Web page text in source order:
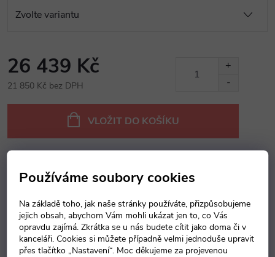
Používáme soubory cookies
Na základě toho, jak naše stránky používáte, přizpůsobujeme
jejich obsah, abychom Vám mohli ukázat jen to, co Vás
opravdu zajímá. Zkrátka se u nás budete cítit jako doma či v
kanceláři. Cookies si můžete případně velmi jednoduše upravit
přes tlačítko „Nastavení“. Moc děkujeme za projevenou
26 439 Kč
21 850 Kč bez DPH
VLOŽIT DO KOŠÍKU
Dotaz k produktu Hlídací pes Sdílet
Popis produktu